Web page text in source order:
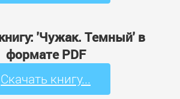
'Чужак. Темный' в
формате PDF
Скачать книгу...